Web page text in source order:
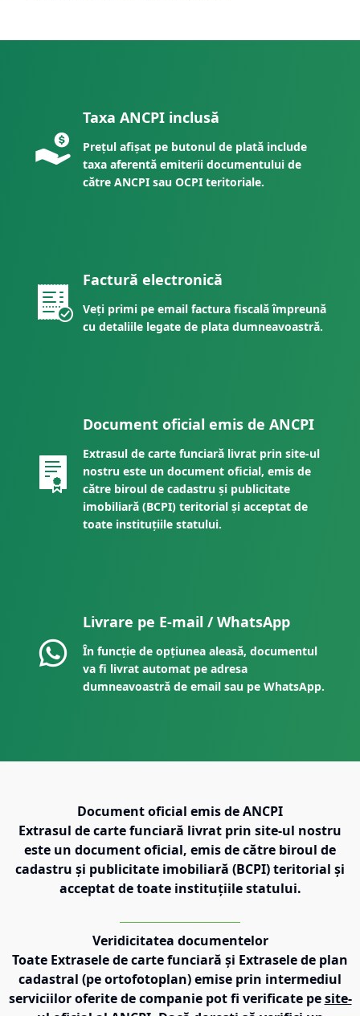
Taxa ANCPI inclusă
Prețul afișat pe butonul de plată include
taxa aferentă emiterii documentului de
către ANCPI sau OCPI teritoriale.
Factură electronică
Veți primi pe email factura fiscală împreună
cu detaliile legate de plata dumneavoastră.
Document oficial emis de ANCPI
Extrasul de carte funciară livrat prin site-ul
nostru este un document oficial, emis de
către biroul de cadastru și publicitate
imobiliară (BCPI) teritorial și acceptat de
toate instituțiile statului.
Livrare pe E-mail / WhatsApp
În funcție de opțiunea aleasă, documentul
va fi livrat automat pe adresa
dumneavoastră de email sau pe WhatsApp.
Document oficial emis de ANCPI
Extrasul de carte funciară livrat prin site-ul nostru
este un document oficial, emis de către biroul de
cadastru și publicitate imobiliară (BCPI) teritorial și
acceptat de toate instituțiile statului.
Veridicitatea documentelor
Toate Extrasele de carte funciară și Extrasele de plan
cadastral (pe ortofotoplan) emise prin intermediul
serviciilor oferite de companie pot fi verificate pe site-